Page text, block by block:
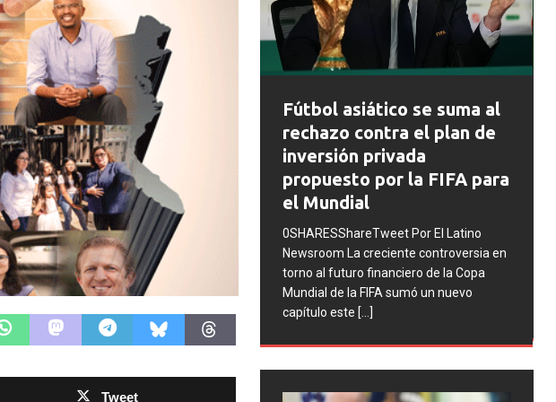
Tweet
el
de
y
Latino
a lo largo
una
atletas. En
Fútbol asiático se suma al
rechazo contra el plan de
inversión privada
propuesto por la FIFA para
el Mundial
0SHARESShareTweet Por El Latino
Newsroom La creciente controversia en
torno al futuro financiero de la Copa
Mundial de la FIFA sumó un nuevo
capítulo este[...]
FIFA abre
disciplinarios contra
Argentina tras los
incidentes en la
Mundial 2026
0SHARESShareTweet Por El
Newsroom La FIFA inició una
procesos disciplinarios contra
Asociación del Fútbol